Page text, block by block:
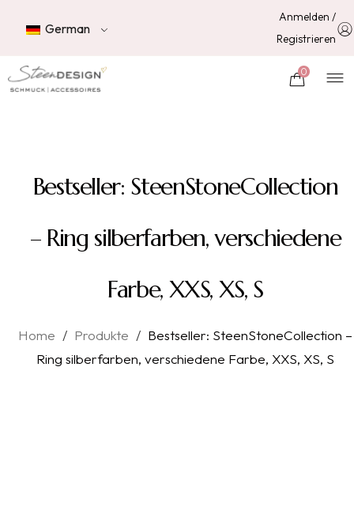
Anmelden /
Registrieren
German
0
Bestseller: SteenStoneCollection
– Ring silberfarben, verschiedene
Farbe, XXS, XS, S
Home / Produkte / Bestseller: SteenStoneCollection –
Ring silberfarben, verschiedene Farbe, XXS, XS, S